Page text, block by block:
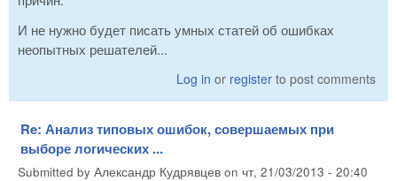
И не нужно будет писать умных статей об ошибках
неопытных решателей...
Log in or register to post comments
Re: Анализ типовых ошибок, совершаемых при
выборе логических ...
Submitted by Александр Кудрявцев on чт, 21/03/2013 - 20:40